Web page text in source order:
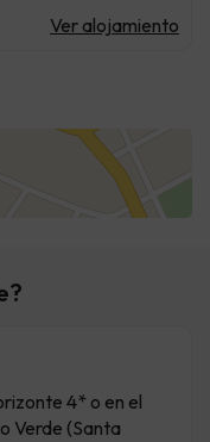
Ver alojamiento
4* o en el
Verde (Santa